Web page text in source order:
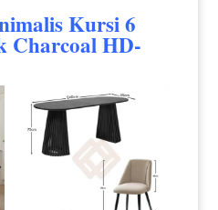
Kursi 6
Charcoal HD-